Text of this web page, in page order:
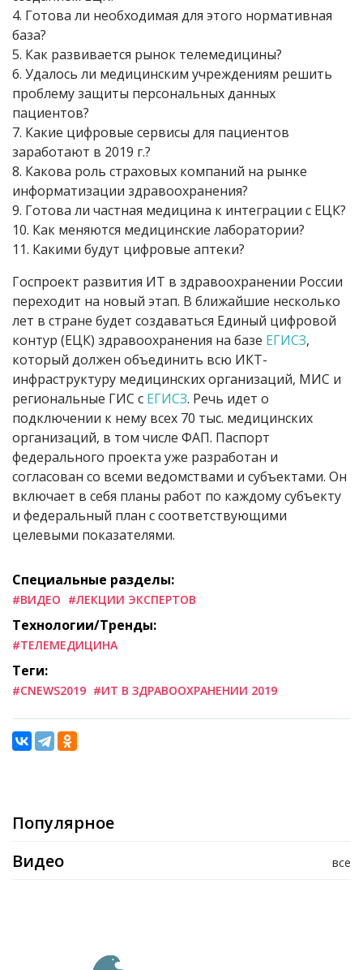
4. Готова ли необходимая для этого нормативная
база?
5. Как развивается рынок телемедицины?
6. Удалось ли медицинским учреждениям решить
проблему защиты персональных данных
пациентов?
7. Какие цифровые сервисы для пациентов
заработают в 2019 г.?
8. Какова роль страховых компаний на рынке
информатизации здравоохранения?
9. Готова ли частная медицина к интеграции с ЕЦК?
10. Как меняются медицинские лаборатории?
11. Какими будут цифровые аптеки?
Госпроект развития ИТ в здравоохранении России
переходит на новый этап. В ближайшие несколько
лет в стране будет создаваться Единый цифровой
контур (ЕЦК) здравоохранения на базе ЕГИСЗ,
который должен объединить всю ИКТ-
инфраструктуру медицинских организаций, МИС и
региональные ГИС с ЕГИСЗ. Речь идет о
подключении к нему всех 70 тыс. медицинских
организаций, в том числе ФАП. Паспорт
федерального проекта уже разработан и
согласован со всеми ведомствами и субъектами. Он
включает в себя планы работ по каждому субъекту
и федеральный план с соответствующими
целевыми показателями.
Специальные разделы:
#ВИДЕО #ЛЕКЦИИ ЭКСПЕРТОВ
Технологии/Тренды:
#ТЕЛЕМЕДИЦИНА
Теги:
#CNEWS2019 #ИТ В ЗДРАВООХРАНЕНИИ 2019
Популярное
все
Видео